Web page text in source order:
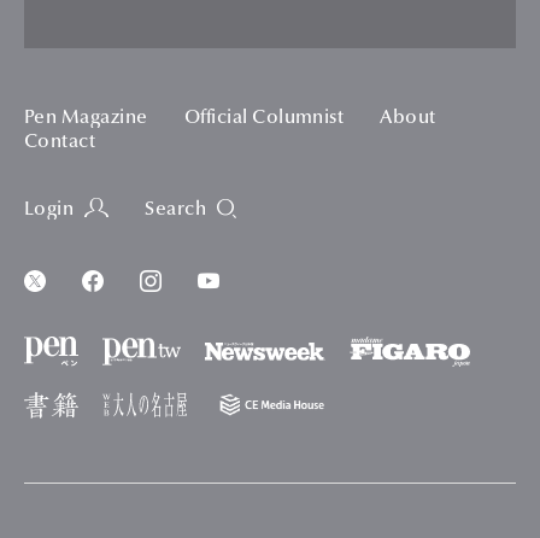
Pen Magazine Official Columnist
About
Contact
Login Search